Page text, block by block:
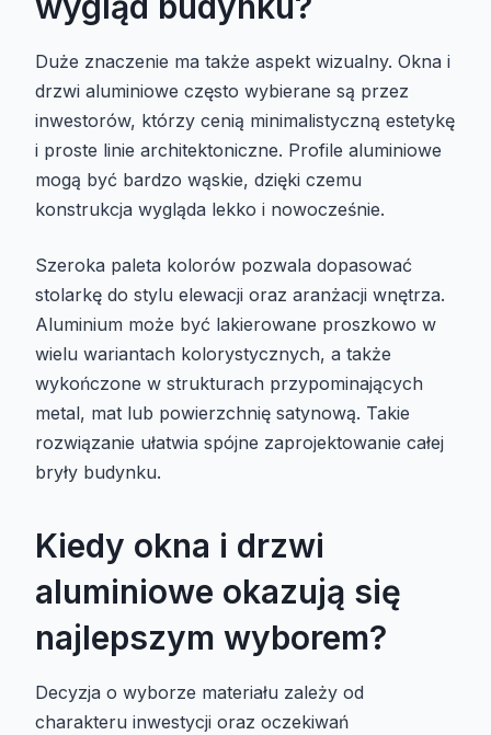
Duże znaczenie ma także aspekt wizualny. Okna i
drzwi aluminiowe często wybierane są przez
inwestorów, którzy cenią minimalistyczną estetykę
i proste linie architektoniczne. Profile aluminiowe
mogą być bardzo wąskie, dzięki czemu
konstrukcja wygląda lekko i nowocześnie.
Szeroka paleta kolorów pozwala dopasować
stolarkę do stylu elewacji oraz aranżacji wnętrza.
Aluminium może być lakierowane proszkowo w
wielu wariantach kolorystycznych, a także
wykończone w strukturach przypominających
metal, mat lub powierzchnię satynową. Takie
rozwiązanie ułatwia spójne zaprojektowanie całej
bryły budynku.
Kiedy okna i drzwi
aluminiowe okazują się
najlepszym wyborem?
Decyzja o wyborze materiału zależy od
charakteru inwestycji oraz oczekiwań